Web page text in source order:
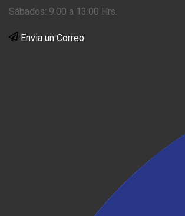
Sábados: 9:00 a 13:00 Hrs.
Envia un Correo